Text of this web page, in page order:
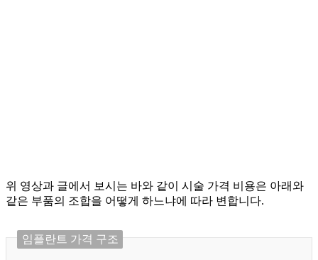
위 영상과 글에서 보시는 바와 같이 시술 가격 비용은 아래와
같은 부품의 조합을 어떻게 하느냐에 따라 변합니다.
임플란트 가격 구조